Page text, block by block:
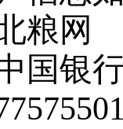
粮网
国银